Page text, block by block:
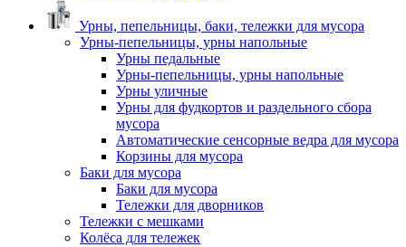
Урны, пепельницы, баки, тележки для мусора
Урны-пепельницы, урны напольные
Урны педальные
Урны-пепельницы, урны напольные
Урны уличные
Урны для фудкортов и раздельного сбора
мусора
Автоматические сенсорные ведра для мусора
Корзины для мусора
Баки для мусора
Баки для мусора
Тележки для дворников
Тележки с мешками
Колёса для тележек